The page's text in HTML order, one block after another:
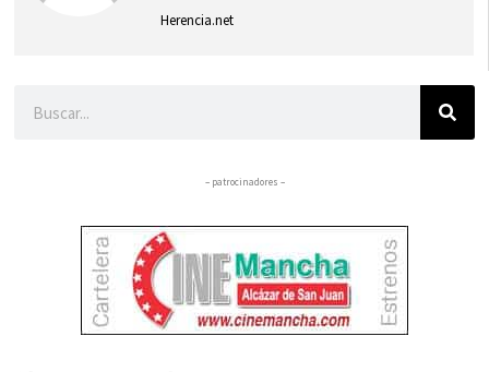
Herencia.net
– patrocinadores –